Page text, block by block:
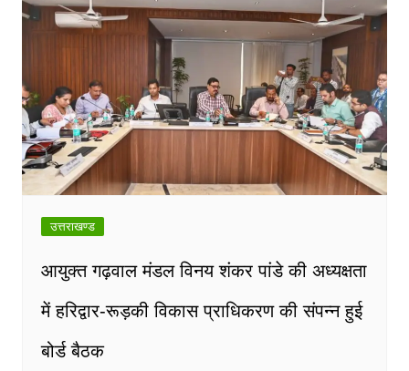
उत्तराखण्ड
आयुक्त गढ़वाल मंडल विनय शंकर पांडे की अध्यक्षता
में हरिद्वार-रूड़की विकास प्राधिकरण की संपन्न हुई
बोर्ड बैठक